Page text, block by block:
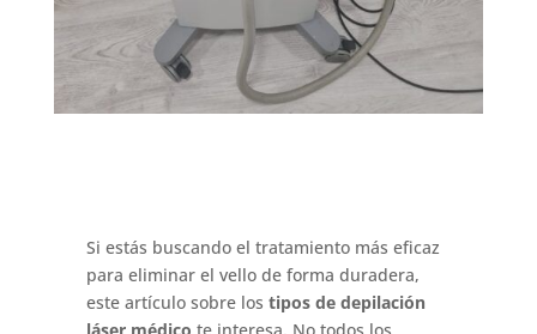
Si estás buscando el tratamiento más eficaz
para eliminar el vello de forma duradera,
este artículo sobre los tipos de depilación